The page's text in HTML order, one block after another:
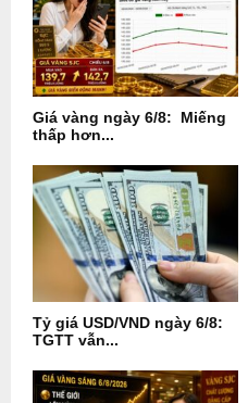
Giá vàng ngày 6/8: Miếng
thấp hơn...
Tỷ giá USD/VND ngày 6/8:
TGTT vẫn...